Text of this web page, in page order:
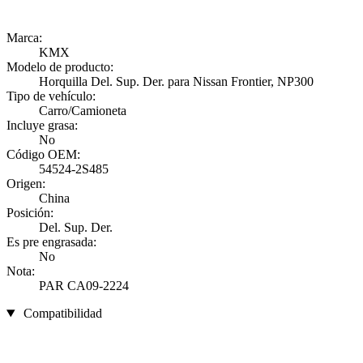
Marca:
KMX
Modelo de producto:
Horquilla Del. Sup. Der. para Nissan Frontier, NP300
Tipo de vehículo:
Carro/Camioneta
Incluye grasa:
No
Código OEM:
54524-2S485
Origen:
China
Posición:
Del. Sup. Der.
Es pre engrasada:
No
Nota:
PAR CA09-2224
Compatibilidad